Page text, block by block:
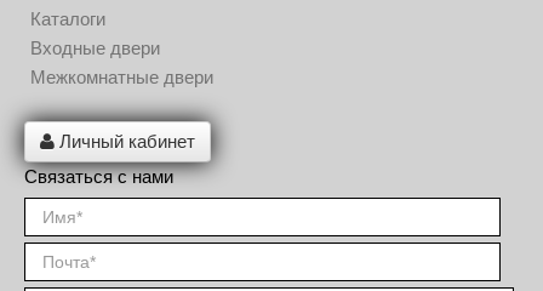
Каталоги
Входные двери
Межкомнатные двери
Личный кабинет
Связаться с нами